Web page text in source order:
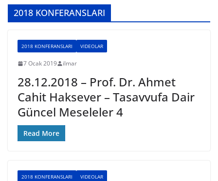
2018 KONFERANSLARI
2018 KONFERANSLARI VIDEOLAR
7 Ocak 2019 ilmar
28.12.2018 – Prof. Dr. Ahmet
Cahit Haksever – Tasavvufa Dair
Güncel Meseleler 4
Read More
2018 KONFERANSLARI VIDEOLAR